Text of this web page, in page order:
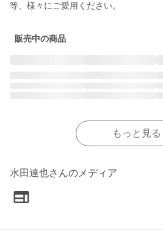
等、様々にご愛用ください。
販売中の商品
もっと見る
水田達也さんのメディア